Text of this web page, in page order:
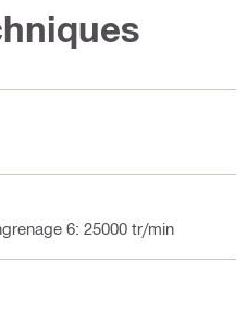
6: 25000 tr/min